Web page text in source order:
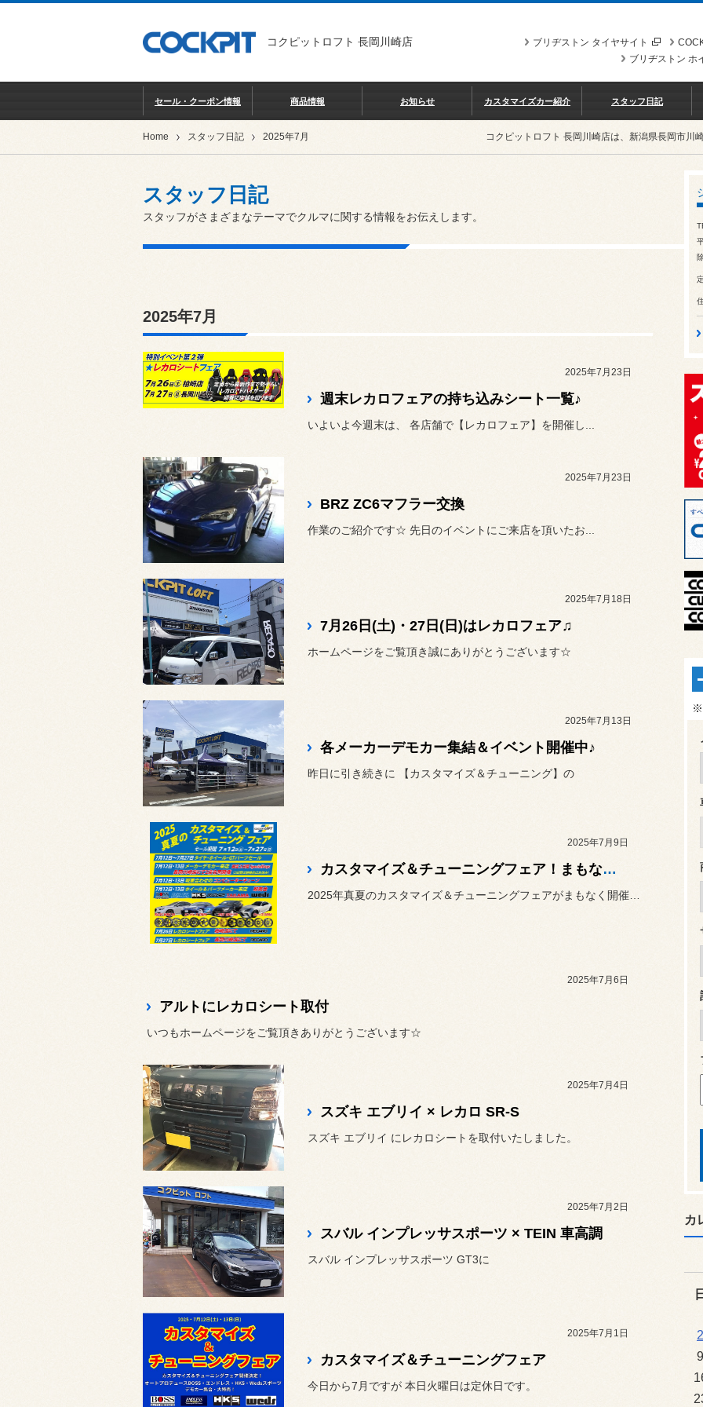
コクピットロフト 長岡川崎店
ブリヂストン タイヤサイト
ブリヂストン ホ
セール・クーポン情報 商品情報 お知らせ カスタマイズカー紹介 スタッフ日記
Home スタッフ日記 2025年7月 コクピットロフト 長岡川崎店は、新潟県長岡市川
スタッフ日記
スタッフがさまざまなテーマでクルマに関する情報をお伝えします。
2025年7月
2025年7月23日
週末レカロフェアの持ち込みシート一覧♪
いよいよ今週末は、 各店舗で【レカロフェア】を開催し...
2025年7月23日
BRZ ZC6マフラー交換
作業のご紹介です☆ 先日のイベントにご来店を頂いたお...
2025年7月18日
7月26日(土)・27日(日)はレカロフェア♫
ホームページをご覧頂き誠にありがとうございます☆
2025年7月13日
各メーカーデモカー集結＆イベント開催中♪
昨日に引き続きに 【カスタマイズ＆チューニング】の
2025年7月9日
カスタマイズ＆チューニングフェア！まもなく開催します♪
2025年真夏のカスタマイズ＆チューニングフェアがまもなく開催しま...
2025年7月6日
アルトにレカロシート取付
いつもホームページをご覧頂きありがとうございます☆
2025年7月4日
スズキ エブリイ × レカロ SR-S
スズキ エブリイ にレカロシートを取付いたしました。
2025年7月2日
スバル インプレッサスポーツ × TEIN 車高調
スバル インプレッサスポーツ GT3に
2025年7月1日
カスタマイズ＆チューニングフェア
今日から7月ですが 本日火曜日は定休日です。
※
カ
2
9